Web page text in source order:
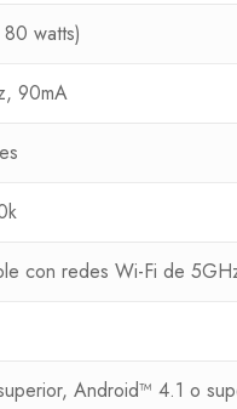
watts)
90mA
con redes Wi-Fi de
Android™ 4.1 o